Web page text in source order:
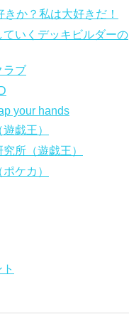
か？私は大好きだ！
ていくデッキビルダーの
ラブ
your hands
戯王）
所（遊戯王）
ケカ）